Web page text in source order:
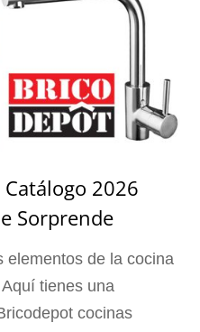
2026
Sorprende
elementos de la cocina
tienes una
cocinas